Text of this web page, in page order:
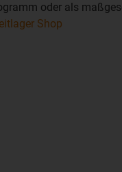
oder als
Shop